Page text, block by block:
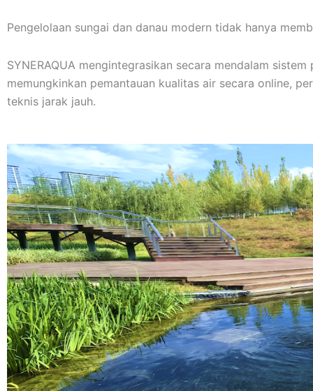
Pengelolaan sungai dan danau modern tidak hanya
SYNERAQUA mengintegrasikan secara mendalam
memungkinkan pemantauan kualitas air secara online,
teknis jarak jauh.